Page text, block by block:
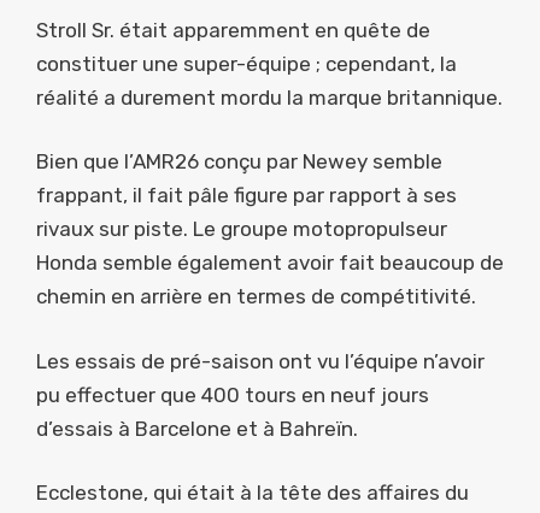
Stroll Sr. était apparemment en quête de
constituer une super-équipe ; cependant, la
réalité a durement mordu la marque britannique.
Bien que l’AMR26 conçu par Newey semble
frappant, il fait pâle figure par rapport à ses
rivaux sur piste. Le groupe motopropulseur
Honda semble également avoir fait beaucoup de
chemin en arrière en termes de compétitivité.
Les essais de pré-saison ont vu l’équipe n’avoir
pu effectuer que 400 tours en neuf jours
d’essais à Barcelone et à Bahreïn.
Ecclestone, qui était à la tête des affaires du